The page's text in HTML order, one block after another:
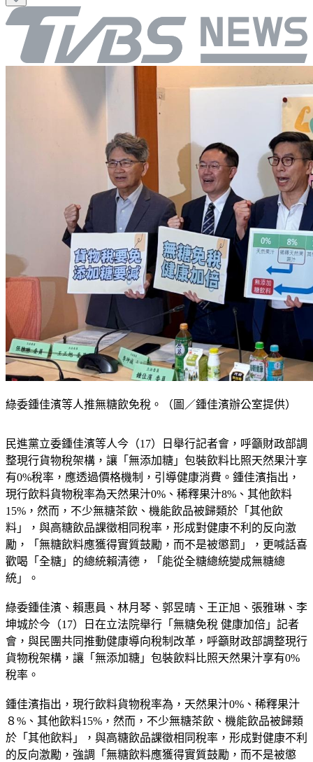
綠委鍾佳濱等人推無糖飲免稅。（圖／鍾佳濱辦公室提供）
民進黨立委鍾佳濱等人今（17）日舉行記者會，呼籲財政部調
整現行貨物稅架構，讓「無添加糖」包裝飲料比照天然果汁享
有0%稅率，應透過價格機制，引導健康消費。鍾佳濱指出，
現行飲料貨物稅率為天然果汁0%、稀釋果汁8%、其他飲料
15%，然而，不少無糖茶飲、機能飲品被歸類於「其他飲
料」，與高糖飲品課徵相同稅率，形成對健康不利的反向激
勵，「無糖飲料應獲得實質鼓勵，而不是被懲罰」，更喊話喜
歡喝「全糖」的總統賴清德，「能從全糖總統變成無糖總
統」。
綠委鍾佳濱、賴惠員、林月琴、郭昱晴、王正旭、張雅琳、李
坤城於今（17）日在立法院舉行「無糖免稅 健康加倍」記者
會，與民團共同推動健康導向稅制改革，呼籲財政部調整現行
貨物稅架構，讓「無添加糖」包裝飲料比照天然果汁享有0%
稅率。
鍾佳濱指出，現行飲料貨物稅率為，天然果汁0%、稀釋果汁
８%、其他飲料15%，然而，不少無糖茶飲、機能飲品被歸類
於「其他飲料」，與高糖飲品課徵相同稅率，形成對健康不利
的反向激勵，強調「無糖飲料應獲得實質鼓勵，而不是被懲